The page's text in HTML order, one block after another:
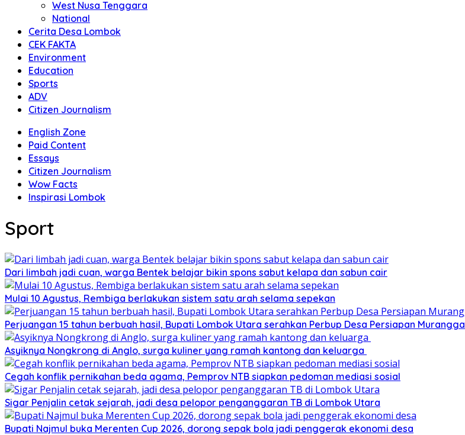
West Nusa Tenggara
National
Cerita Desa Lombok
CEK FAKTA
Environment
Education
Sports
ADV
Citizen Journalism
English Zone
Paid Content
Essays
Citizen Journalism
Wow Facts
Inspirasi Lombok
Sport
Dari limbah jadi cuan, warga Bentek belajar bikin spons sabut kelapa dan sabun cair
Mulai 10 Agustus, Rembiga berlakukan sistem satu arah selama sepekan
Perjuangan 15 tahun berbuah hasil, Bupati Lombok Utara serahkan Perbup Desa Persiapan Murangga
Asyiknya Nongkrong di Anglo, surga kuliner yang ramah kantong dan keluarga
Cegah konflik pernikahan beda agama, Pemprov NTB siapkan pedoman mediasi sosial
Sigar Penjalin cetak sejarah, jadi desa pelopor penganggaran TB di Lombok Utara
Bupati Najmul buka Merenten Cup 2026, dorong sepak bola jadi penggerak ekonomi desa